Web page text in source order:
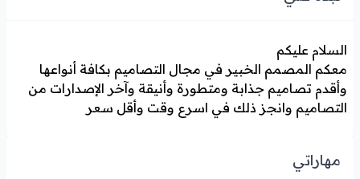
السلام عليكم
معكم المصمم الخبير في مجال التصاميم بكافة أنواعها
وأقدم تصاميم جذابة ومتطورة وأنيقة وآخر الإصدارات من
التصاميم وانجز ذلك في اسرع وقت وأقل سعر
مهاراتي